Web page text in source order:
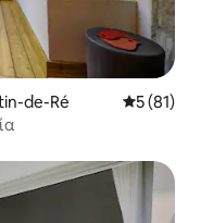
de-Ré Μέση
5 (81)